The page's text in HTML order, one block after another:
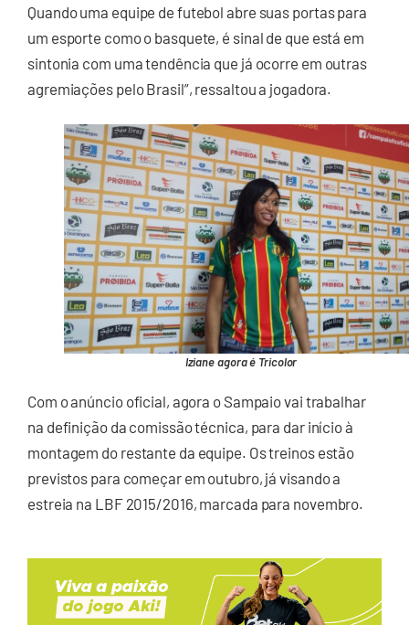
Quando uma equipe de futebol abre suas portas para
um esporte como o basquete, é sinal de que está em
sintonia com uma tendência que já ocorre em outras
agremiações pelo Brasil”, ressaltou a jogadora.
Iziane agora é Tricolor
Com o anúncio oficial, agora o Sampaio vai trabalhar
na definição da comissão técnica, para dar início à
montagem do restante da equipe. Os treinos estão
previstos para começar em outubro, já visando a
estreia na LBF 2015/2016, marcada para novembro.